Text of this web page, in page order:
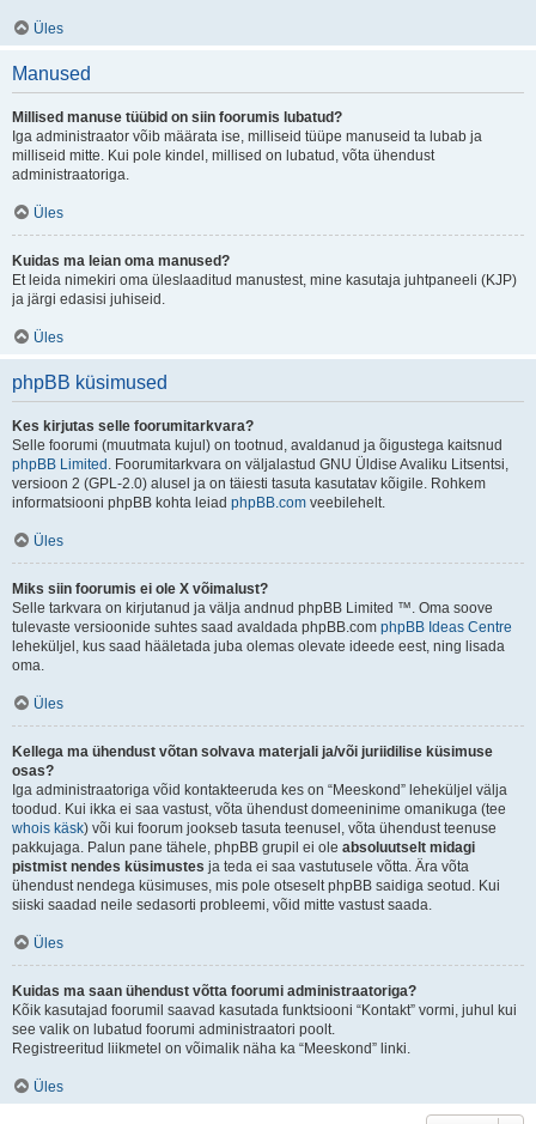
Üles
Manused
Millised manuse tüübid on siin foorumis lubatud?
Iga administraator võib määrata ise, milliseid tüüpe manuseid ta lubab ja
milliseid mitte. Kui pole kindel, millised on lubatud, võta ühendust
administraatoriga.
Üles
Kuidas ma leian oma manused?
Et leida nimekiri oma üleslaaditud manustest, mine kasutaja juhtpaneeli (KJP)
ja järgi edasisi juhiseid.
Üles
phpBB küsimused
Kes kirjutas selle foorumitarkvara?
Selle foorumi (muutmata kujul) on tootnud, avaldanud ja õigustega kaitsnud
phpBB Limited . Foorumitarkvara on väljalastud GNU Üldise Avaliku Litsentsi,
versioon 2 (GPL-2.0) alusel ja on täiesti tasuta kasutatav kõigile. Rohkem
informatsiooni phpBB kohta leiad phpBB.com veebilehelt.
Üles
Miks siin foorumis ei ole X võimalust?
Selle tarkvara on kirjutanud ja välja andnud phpBB Limited ™. Oma soove
tulevaste versioonide suhtes saad avaldada phpBB.com phpBB Ideas Centre
leheküljel, kus saad hääletada juba olemas olevate ideede eest, ning lisada
oma.
Üles
Kellega ma ühendust võtan solvava materjali ja/või juriidilise küsimuse
osas?
Iga administraatoriga võid kontakteeruda kes on “Meeskond” leheküljel välja
toodud. Kui ikka ei saa vastust, võta ühendust domeeninime omanikuga (tee
whois käsk) või kui foorum jookseb tasuta teenusel, võta ühendust teenuse
pakkujaga. Palun pane tähele, phpBB grupil ei ole absoluutselt midagi
pistmist nendes küsimustes ja teda ei saa vastutusele võtta. Ära võta
ühendust nendega küsimuses, mis pole otseselt phpBB saidiga seotud. Kui
siiski saadad neile sedasorti probleemi, võid mitte vastust saada.
Üles
Kuidas ma saan ühendust võtta foorumi administraatoriga?
Kõik kasutajad foorumil saavad kasutada funktsiooni “Kontakt” vormi, juhul kui
see valik on lubatud foorumi administraatori poolt.
Registreeritud liikmetel on võimalik näha ka “Meeskond” linki.
Üles